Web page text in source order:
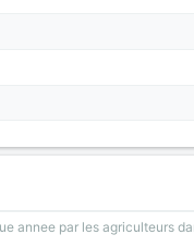
annee par les agriculteurs